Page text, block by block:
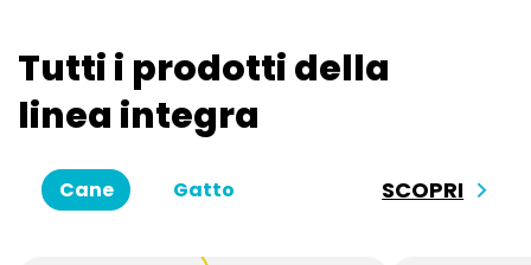
Tutti i prodotti della
linea integra
Cane Gatto SCOPRI